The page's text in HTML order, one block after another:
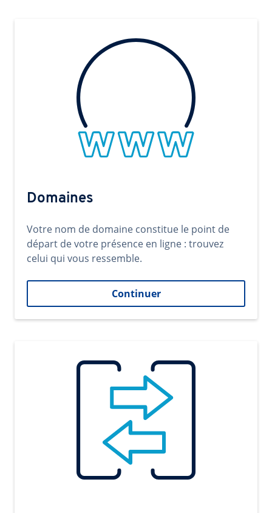
Domaines
Votre nom de domaine constitue le point de
départ de votre présence en ligne : trouvez
celui qui vous ressemble.
Continuer